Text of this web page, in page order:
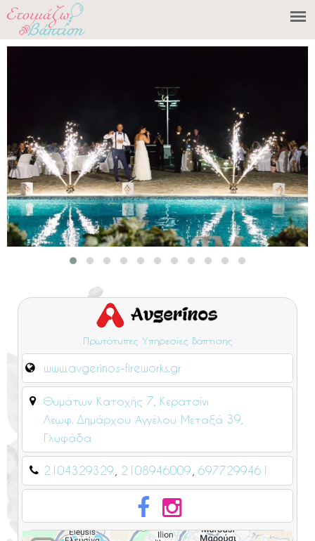
Πρωτότυπες Υπηρεσίες Βάπτισης
www.avgerinos-fireworks.gr
Θυμάτων Κατοχής 7, Κερατσίνι
Λεωφ. Δημάρχου Αγγέλου Μεταξά 39,
Γλυφάδα
2104329329 2108946009 6977299461